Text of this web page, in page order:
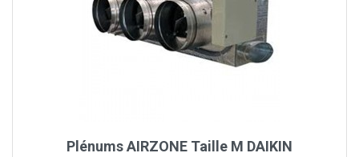
Plénums AIRZONE Taille M DAIKIN